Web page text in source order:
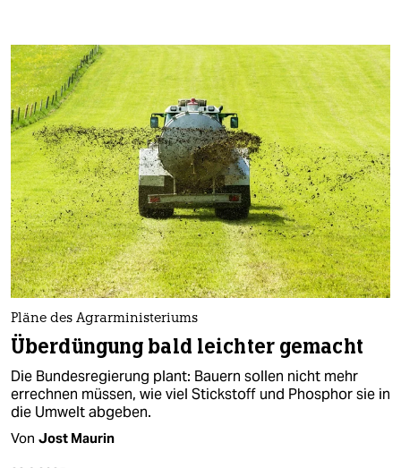
Pläne des Agrarministeriums
Überdüngung bald leichter gemacht
Die Bundesregierung plant: Bauern sollen nicht mehr
errechnen müssen, wie viel Stickstoff und Phosphor sie in
die Umwelt abgeben.
Von Jost Maurin